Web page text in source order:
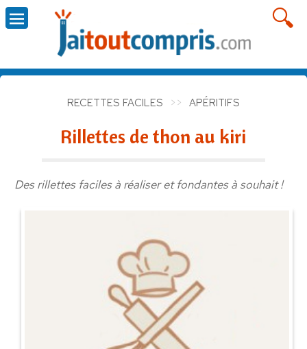
RECETTES FACILES APÉRITIFS
Rillettes de thon au kiri
Des rillettes faciles à réaliser et fondantes à souhait !